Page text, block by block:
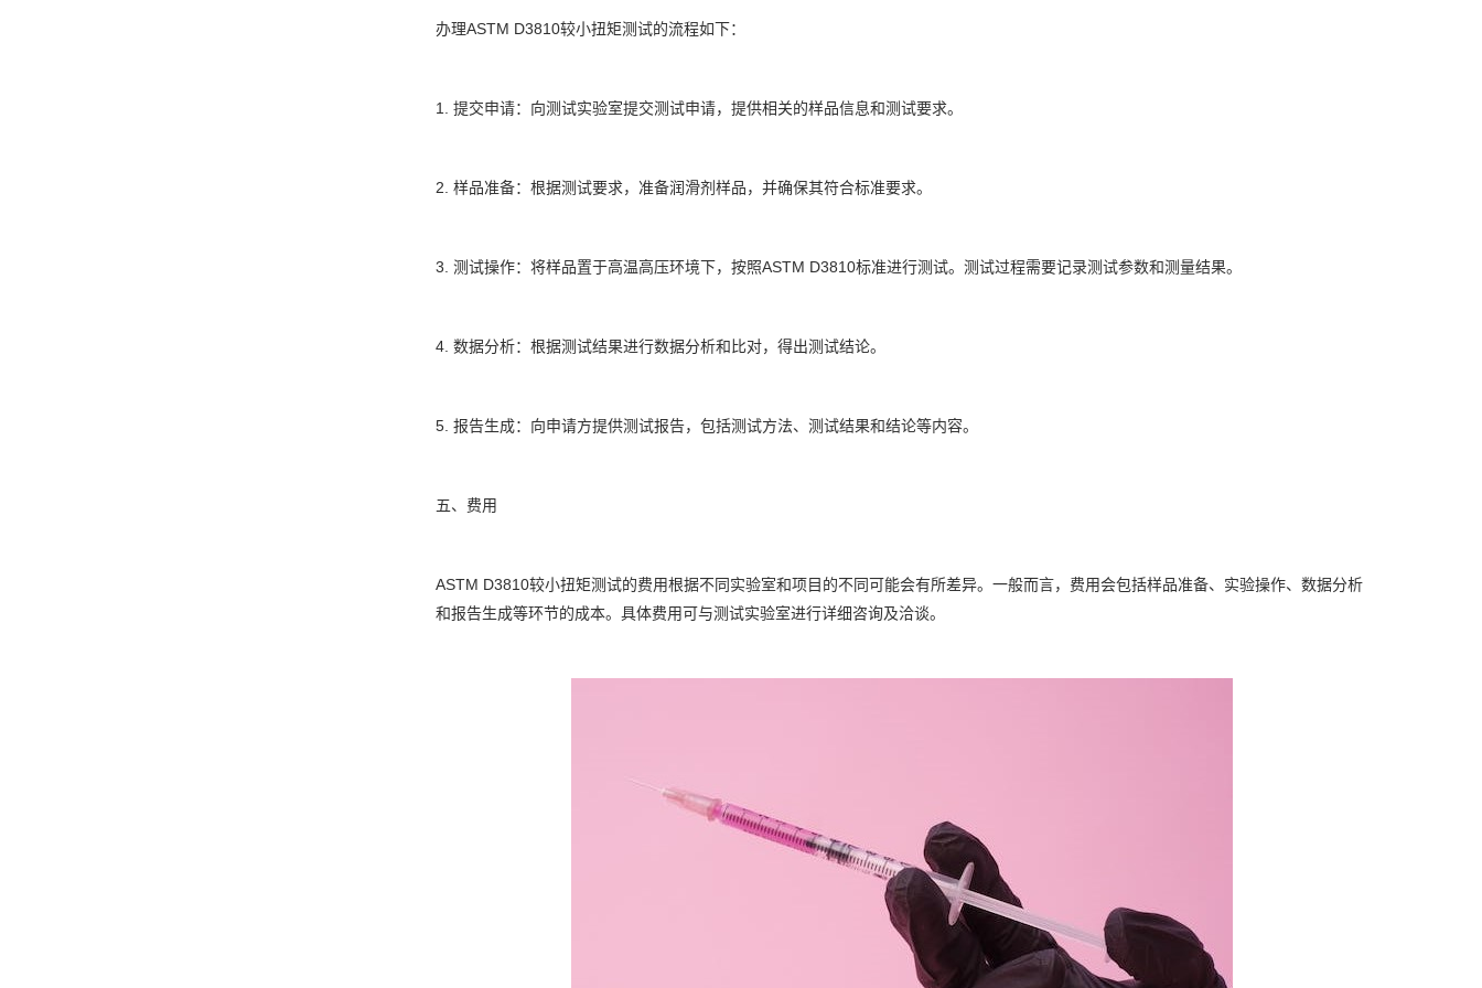
办理ASTM D3810较小扭矩测试的流程如下：
1. 提交申请：向测试实验室提交测试申请，提供相关的样品信息和测试要求。
2. 样品准备：根据测试要求，准备润滑剂样品，并确保其符合标准要求。
3. 测试操作：将样品置于高温高压环境下，按照ASTM D3810标准进行测试。测试过程需要记录测试参数和测量结果。
4. 数据分析：根据测试结果进行数据分析和比对，得出测试结论。
5. 报告生成：向申请方提供测试报告，包括测试方法、测试结果和结论等内容。
五、费用
ASTM D3810较小扭矩测试的费用根据不同实验室和项目的不同可能会有所差异。一般而言，费用会包括样品准备、实验操作、数据分析
和报告生成等环节的成本。具体费用可与测试实验室进行详细咨询及洽谈。